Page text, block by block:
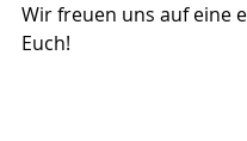
Wir freuen uns auf eine
Euch!